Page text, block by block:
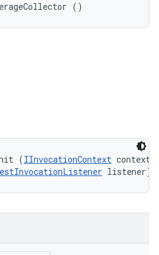
()
(IInvocationContext
listener)